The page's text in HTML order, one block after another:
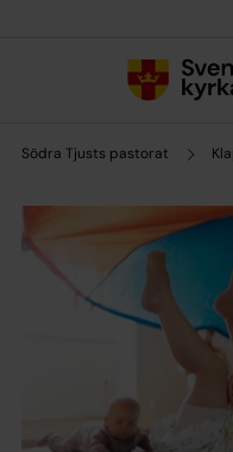
Södra Tjusts pastorat